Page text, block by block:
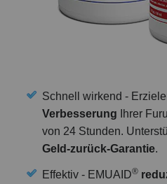
Schnell wirkend -
Verbesserung Ihrer
von 24 Stunden.
Geld-zurück-Garantie.
Effektiv - EMUAID®